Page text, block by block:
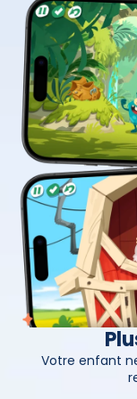
Votre enfant